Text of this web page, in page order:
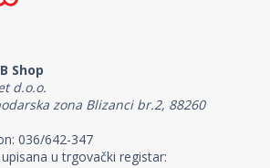
Shop
d.o.o.
zona Blizanci br.2, 88260
036/642-347
u trgovački registar: